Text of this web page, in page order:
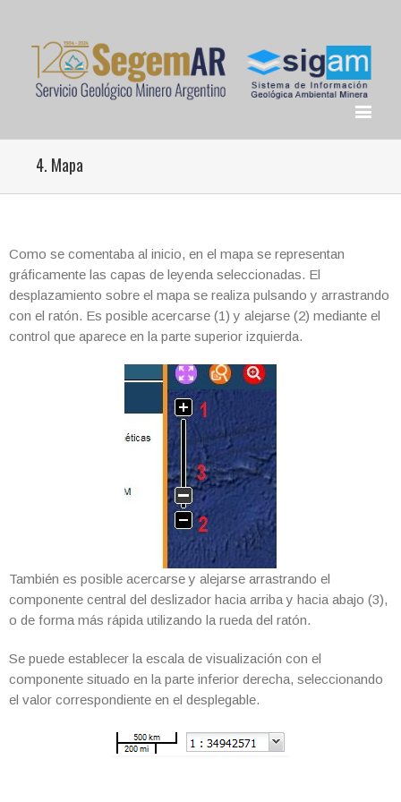
4. Mapa
Como se comentaba al inicio, en el mapa se representan
gráficamente las capas de leyenda seleccionadas. El
desplazamiento sobre el mapa se realiza pulsando y arrastrando
con el ratón. Es posible acercarse (1) y alejarse (2) mediante el
control que aparece en la parte superior izquierda.
También es posible acercarse y alejarse arrastrando el
componente central del deslizador hacia arriba y hacia abajo (3),
o de forma más rápida utilizando la rueda del ratón.
Se puede establecer la escala de visualización con el
componente situado en la parte inferior derecha, seleccionando
el valor correspondiente en el desplegable.